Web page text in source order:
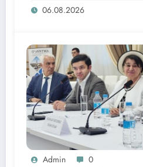
06.08.2026
Admin 0